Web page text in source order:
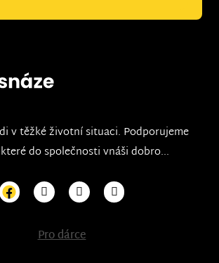
v těžké životní situaci. Podporujeme
do společnosti vnáši dobro...
Pro dárce